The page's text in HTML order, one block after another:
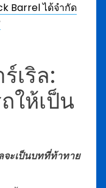
Barrel ได้จำกัด
เริล:
ให้เป็น
จะเป็นบทที่ท้าทาย